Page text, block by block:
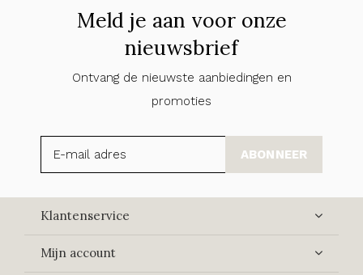
Meld je aan voor onze
nieuwsbrief
Ontvang de nieuwste aanbiedingen en
promoties
ABONNEER
Klantenservice
Mijn account